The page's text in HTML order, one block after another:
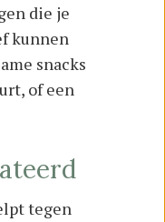
die je
kunnen
snacks
of een
tegen